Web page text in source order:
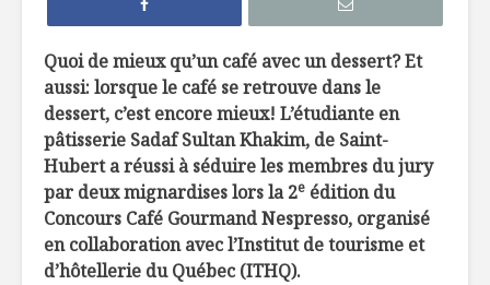
Quoi de mieux qu’un café avec un dessert? Et
aussi: lorsque le café se retrouve dans le
dessert, c’est encore mieux! L’étudiante en
pâtisserie Sadaf Sultan Khakim, de Saint-
Hubert a réussi à séduire les membres du jury
par deux mignardiseslors la 2e édition du
Concours Café Gourmand Nespresso, organisé
en collaboration avec l’Institut de tourisme et
d’hôtellerie du Québec (ITHQ).
Québec à
découvrir !
Osez les flambés !
Belles